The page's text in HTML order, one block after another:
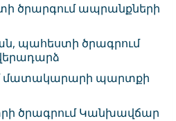
ծրարգում ապրանքների
պահեստի ծրագրում
մատակարարի պարտքի
ծրագրում Կանխավճար